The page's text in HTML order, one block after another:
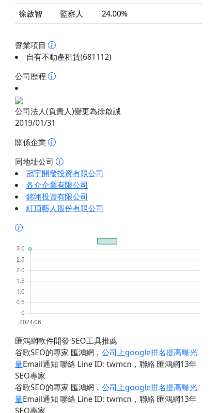
徐啟智
監察人 24.00%
營業項目
自有不動產租賃(681112)
公司歷程
公司法人(負責人)變更為徐啟誠
2019/01/31
關係企業
同地址公司
冠宇開發投資有限公司
各介企業有限公司
銘翊投資有限公司
紅頂藝人股份有限公司
匯鴻網軟件開發 SEO工具推薦
谷歌SEO的專家 匯鴻網 ， 公司上google排名提高曝光
量Email通知 聯絡 Line ID: twmcn ，聯絡 匯鴻網13年
SEO專家
谷歌SEO的專家 匯鴻網 ， 公司上google排名提高曝光
量Email通知 聯絡 Line ID: twmcn ，聯絡 匯鴻網13年
SEO專家